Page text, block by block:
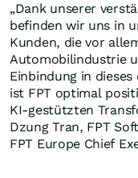
„Dank unserer
befinden wir uns in
Kunden, die vor
Automobilindustrie
Einbindung in
ist FPT optimal
KI-gestützten
Dzung Tran, FPT
FPT Europe Chief